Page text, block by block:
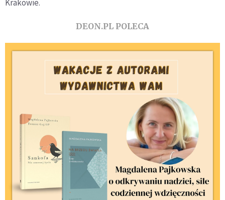
Krakowie.
DEON.PL POLECA